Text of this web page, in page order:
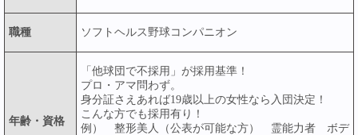
職種 ソフトヘルス野球コンパニオン
年齢・資格
「他球団で不採用」が採用基準！
プロ・アマ問わず。
身分証さえあれば19歳以上の女性なら入団決定！
こんな方でも採用有り！
例） 整形美人（公表が可能な方） 霊能力者 ボデ